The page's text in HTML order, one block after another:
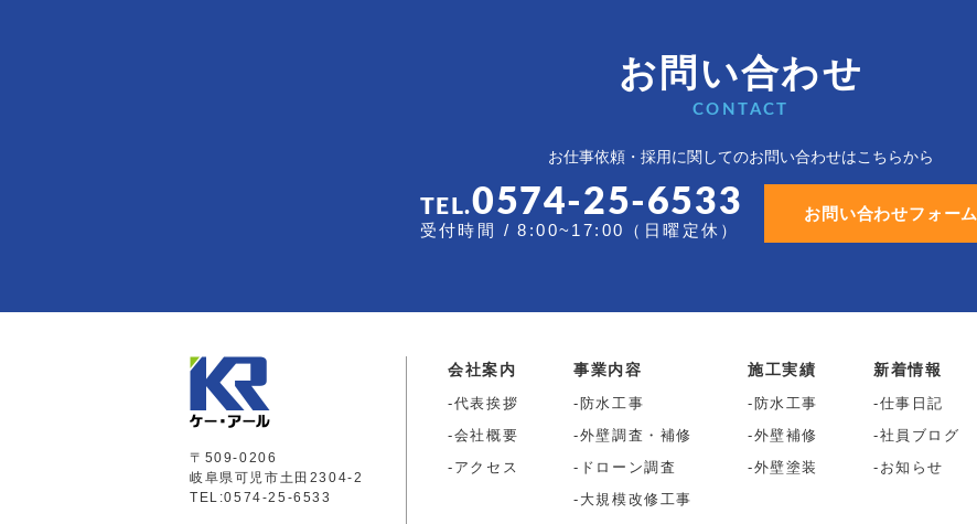
お問い合わせ
CONTACT
お仕事依頼・採用に関してのお問い合わせはこちらから
TEL.0574-25-6533
受付時間 / 8:00~17:00（日曜定休）
お問い合わせフォーム
〒509-0206
岐阜県可児市土田2304-2
TEL:0574-25-6533
会社案内
代表挨拶
会社概要
アクセス
事業内容
防水工事
外壁調査・補修
ドローン調査
大規模改修工事
施工実績
防水工事
外壁補修
外壁塗装
新着情報
仕事日記
社員ブログ
お知らせ